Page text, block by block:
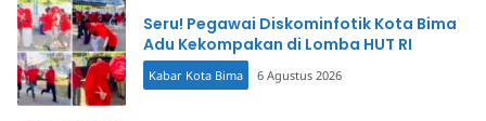
Seru! Pegawai Diskominfotik Kota Bima
Adu Kekompakan di Lomba HUT RI
Kabar Kota Bima 6 Agustus 2026